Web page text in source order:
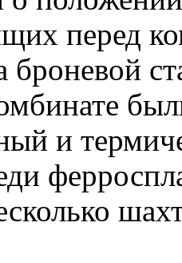
перед
броневой
и